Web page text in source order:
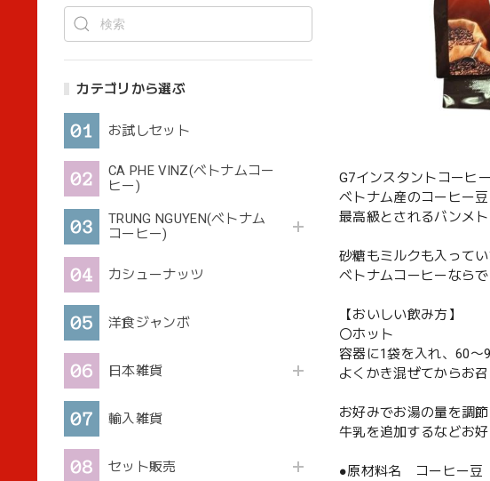
カテゴリから選ぶ
お試しセット
CA PHE VINZ(ベトナムコー
ヒー)
TRUNG NGUYEN(ベトナム
コーヒー)
カシューナッツ
洋食ジャンボ
日本雑貨
輸入雑貨
セット販売
G7インスタントコーヒ
ベトナム産のコーヒー
最高級とされるバンメ
砂糖もミルクも入って
ベトナムコーヒーなら
【おいしい飲み方】
〇ホット
容器に1袋を入れ、60〜
よくかき混ぜてからお召
お好みでお湯の量を調
牛乳を追加するなどお
●原材料名 コーヒー豆